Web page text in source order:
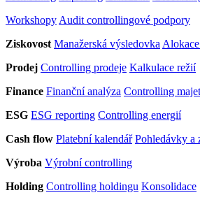
Workshopy Audit controllingové podpory
Ziskovost Manažerská výsledovka
Prodej Controlling prodeje Kalkulace režií
Finance Finanční analýza Controlling
ESG ESG reporting Controlling energií
Cash flow Platební kalendář Pohledávky a
Výroba Výrobní controlling
Holding Controlling holdingu Konsolidace